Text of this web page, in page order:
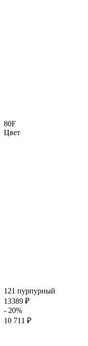
80F
Цвет
121 пурпурный
13389 ₽
- 20%
10 711 ₽